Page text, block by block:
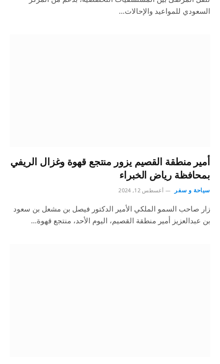
السعودي للمواعيد والإحالات…
أمير منطقة القصيم يزور منتجع قهوة وغزال الريفي
بمحافظة رياض الخبراء
سياحة و سفر أغسطس 12, 2024
زار صاحب السمو الملكي الأمير الدكتور فيصل بن مشعل بن سعود
بن عبدالعزيز أمير منطقة القصيم، اليوم الأحد، منتجع قهوة…